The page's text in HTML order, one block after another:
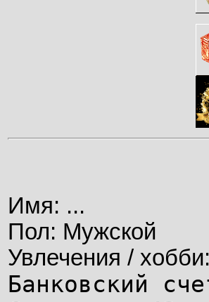
Имя: ...
Пол: Мужской
Увлечения / хобби:
Банковский